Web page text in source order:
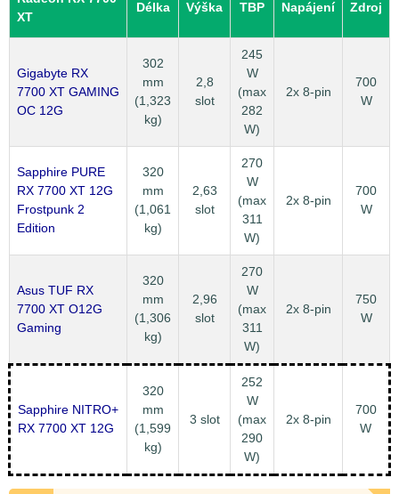
XT
Délka Výška TBP Napájení Zdroj
Gigabyte RX
7700 XT GAMING
OC 12G
302
mm
(1,323
kg)
2,8
slot
245
W
(max
282
W)
2x 8-pin
700
W
Sapphire PURE
RX 7700 XT 12G
Frostpunk 2
Edition
320
mm
(1,061
kg)
2,63
slot
270
W
(max
311
W)
2x 8-pin
700
W
Asus TUF RX
7700 XT O12G
Gaming
320
mm
(1,306
kg)
2,96
slot
270
W
(max
311
W)
2x 8-pin
750
W
Sapphire NITRO+
RX 7700 XT 12G
320
mm
(1,599
kg)
3 slot
252
W
(max
290
W)
2x 8-pin
700
W